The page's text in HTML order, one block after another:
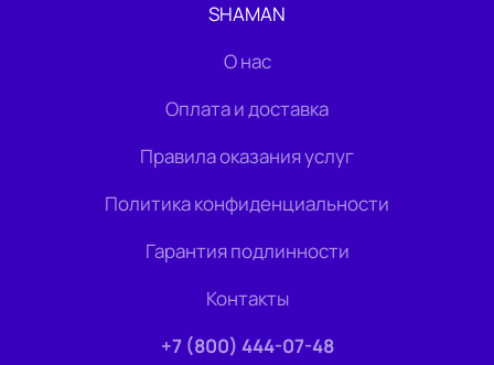
SHAMAN
О нас
Оплата и доставка
Правила оказания услуг
Политика конфиденциальности
Гарантия подлинности
Контакты
+7 (800) 444-07-48